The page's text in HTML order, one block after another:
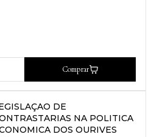
Comprar
DE
NA POLITICA
DOS OURIVES